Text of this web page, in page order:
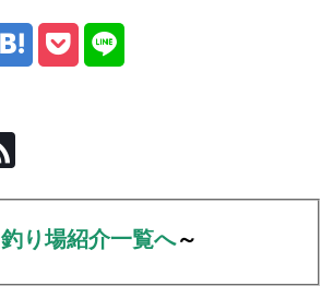
釣り場紹介一覧へ～